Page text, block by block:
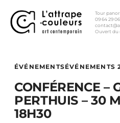
Tour
09 64 29
Ouvert du
ÉVÉNEMENTSÉVÉNEMENTS
CONFÉRENCE –
PERTHUIS – 30
18H30